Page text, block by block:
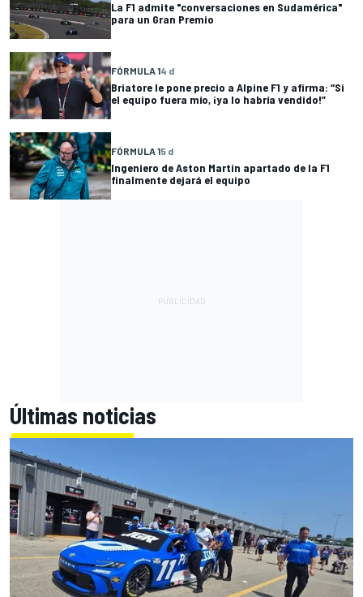
La F1 admite "conversaciones en Sudamérica"
para un Gran Premio
FÓRMULA 14 d
Briatore le pone precio a Alpine F1 y afirma: “Si
el equipo fuera mío, ¡ya lo habría vendido!”
FÓRMULA 15 d
Ingeniero de Aston Martin apartado de la F1
finalmente dejará el equipo
Últimas noticias